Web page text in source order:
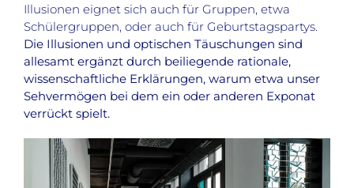
Illusionen eignet sich auch für Gruppen, etwa
Schülergruppen, oder auch für Geburtstagspartys.
Die Illusionen und optischen Täuschungen sind
allesamt ergänzt durch beiliegende rationale,
wissenschaftliche Erklärungen, warum etwa unser
Sehvermögen bei dem ein oder anderen Exponat
verrückt spielt.